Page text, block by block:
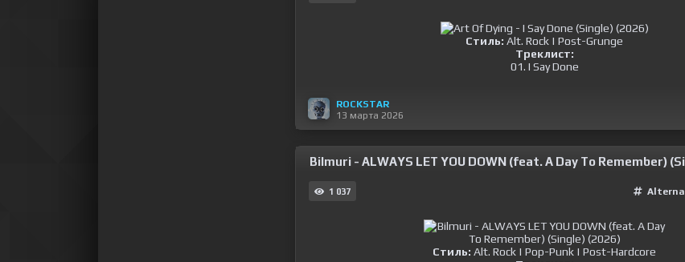
Стиль: Alt. Rock | Post-Grunge
Треклист:
01. I Say Done
ROCKSTAR
13 марта 2026
Bilmuri - ALWAYS LET YOU DOWN (feat. A Day To Remember)
1 037
Стиль: Alt. Rock | Pop-Punk | Post-Hardcore